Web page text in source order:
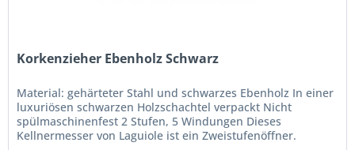
Korkenzieher Ebenholz Schwarz
Material: gehärteter Stahl und schwarzes Ebenholz In einer
luxuriösen schwarzen Holzschachtel verpackt Nicht
spülmaschinenfest 2 Stufen, 5 Windungen Dieses
Kellnermesser von Laguiole ist ein Zweistufenöffner.